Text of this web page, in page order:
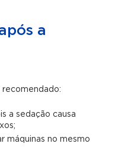
a
a sedação causa
máquinas no mesmo